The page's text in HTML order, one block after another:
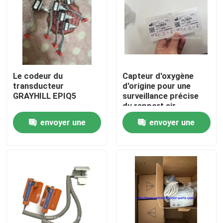
À la maison
Vidéos
À propos de nous
Le codeur du
transducteur
GRAYHILL EPIQ5
envoyer une
Capteur d'oxygène
d'origine pour une
surveillance précise
du rapport air-
carburant
envoyer une